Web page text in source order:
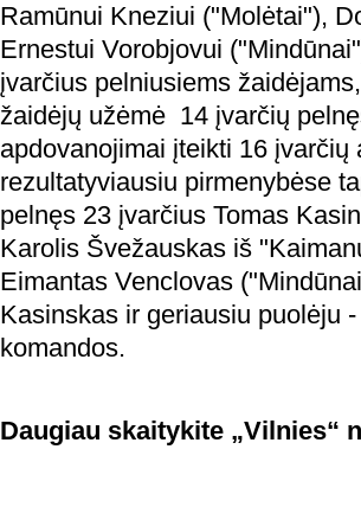
Ramūnui Kneziui ("Molėtai"),
Ernestui Vorobjovui
įvarčius pelniusiems
žaidėjų užėmė 14 įvarčių
apdovanojimai įteikti 16
rezultatyviausiu pirmenybėse
pelnęs 23 įvarčius Tomas
Karolis Švežauskas iš
Eimantas Venclovas
Kasinskas ir geriausiu puolėju
komandos.
Daugiau skaitykite „Vilnies“